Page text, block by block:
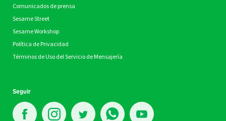
Comunicados de prensa
Sesame Street
Sesame Workshop
Política de Privacidad
Términos de Uso del Servicio de Mensajería
Seguir